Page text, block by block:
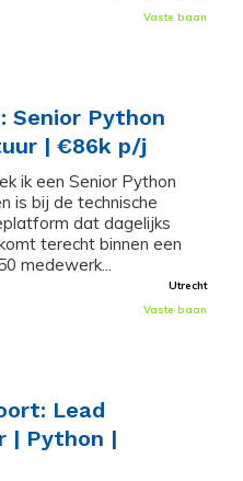
Vaste baan
Senior Python
| €86k p/j
ik een Senior Python
is bij de technische
dat dagelijks
terecht binnen een
medewerk...
Utrecht
Vaste baan
Lead
| Python |